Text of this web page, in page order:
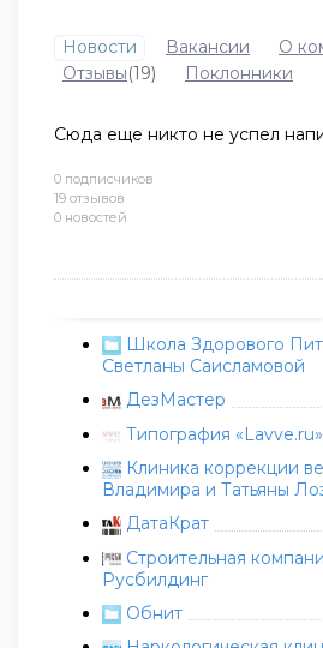
0 подписчиков
19 отзывов
0 новостей
Школа Здорового
Светланы Саисламовой
ДезМастер
Типография «Lavve.ru»
Клиника коррекции
Владимира и Татьяны
ДатаКрат
Строительная
Русбилдинг
Обнит
Новости Вакансии
О
Отзывы(19) Поклонники
Сюда еще никто не успел